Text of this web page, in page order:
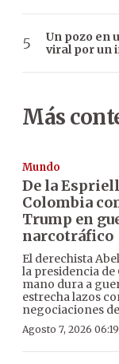
Un pozo en
viral por un
Más
Mundo
De la
Colombia
Trump en
narcotráfico
El derechista
la presidencia
mano dura a
estrecha lazos
negociaciones
Agosto 7, 2026